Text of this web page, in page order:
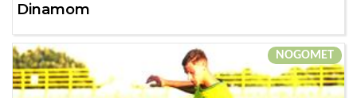
Dinamom
NOGOMET